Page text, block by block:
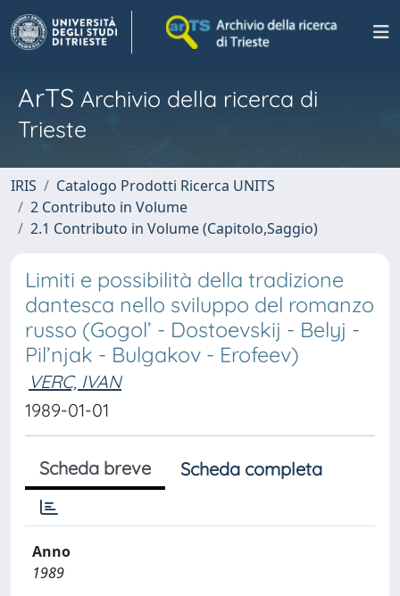
ArTS Archivio della ricerca di
Trieste
IRIS
Catalogo Prodotti Ricerca UNITS
2 Contributo in Volume
2.1 Contributo in Volume (Capitolo,Saggio)
Limiti e possibilità della tradizione
dantesca nello sviluppo del romanzo
russo (Gogol’ - Dostoevskij - Belyj -
Pil’njak - Bulgakov - Erofeev)
VERC, IVAN
1989-01-01
Scheda breve Scheda completa
Anno
1989